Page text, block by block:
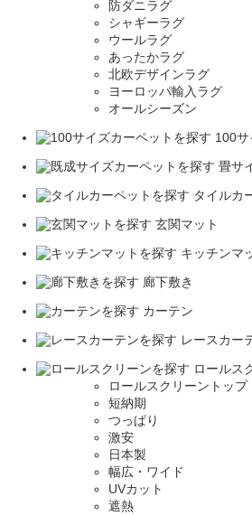
防ダニラグ
シャギーラグ
ウールラグ
あったかラグ
北欧デザインラグ
ヨーロッパ輸入ラグ
オールシーズン
100サ
畳サ
タイルカ
玄関マット
キッチンマ
廊下敷き
カーテン
レースカー
ロールス
ロールスクリーントップ
短納期
つっぱり
激安
日本製
幅広・ワイド
UVカット
遮熱